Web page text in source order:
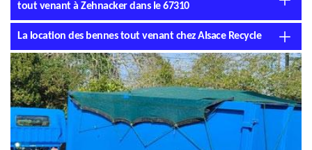
tout venant à Zehnacker dans le 67310
La location des bennes tout venant chez Alsace Recycle